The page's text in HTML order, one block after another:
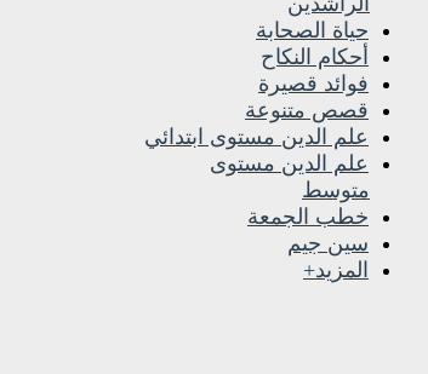
حياة الصحابة
أحكام النكاح
فوائد قصيرة
قصص متنوعة
علم الدين مستوى ابتدائي
علم الدين مستوى
متوسط
خطب الجمعة
سين جيم
المزيد+